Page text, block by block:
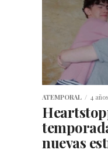
ATEMPORAL 4
nuevas